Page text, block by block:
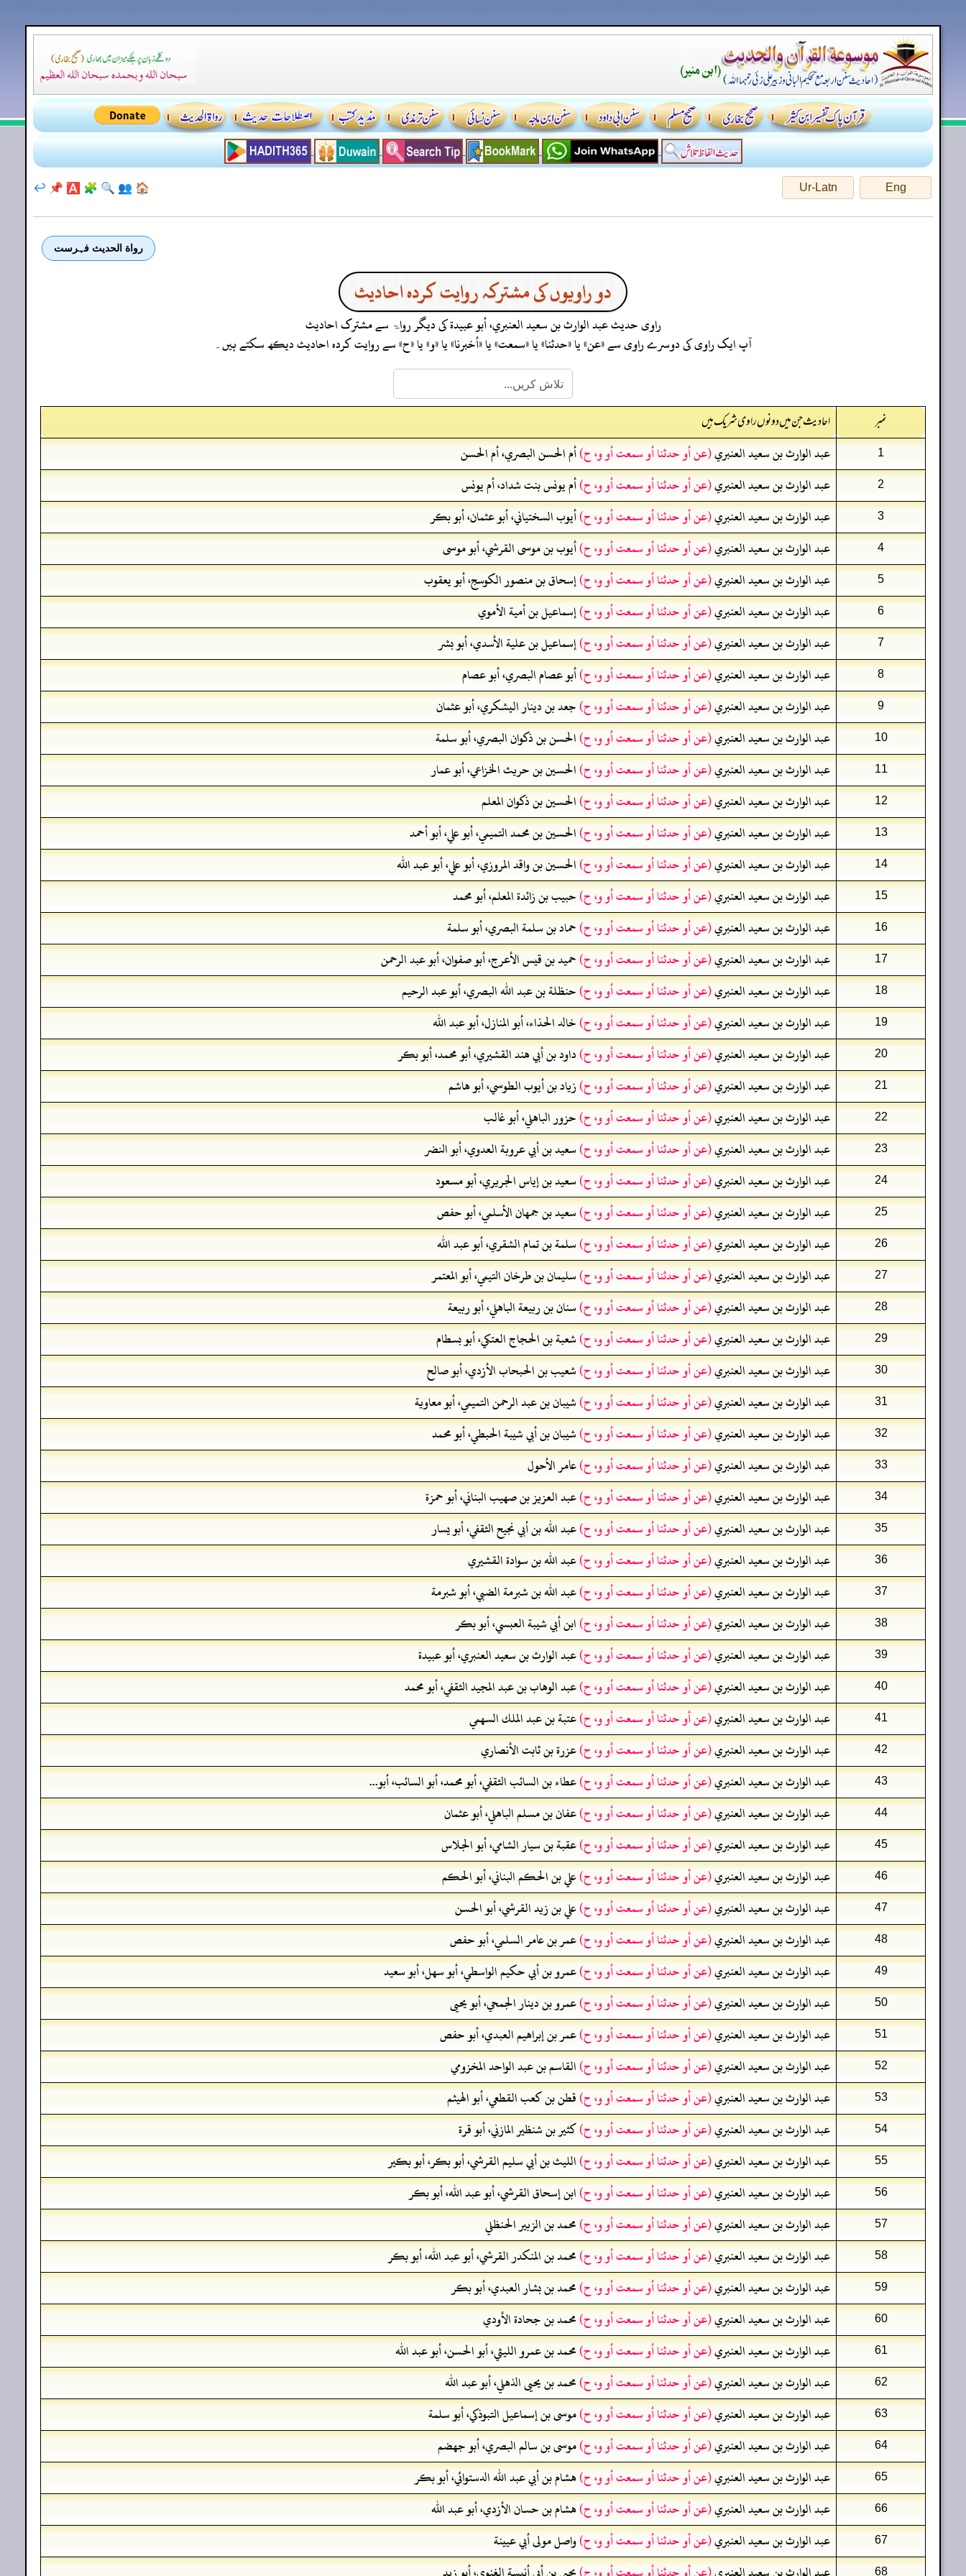
Eng
Ur-Latn
🏠
👥
🔍
🧩
🅰️
📌
↩️
رواة الحديث فہرست
دو راویوں کی مشترکہ روایت کردہ احادیث
راوی حدیثعبد الوارث بن سعيد العنبري، أبو عبيدةکی دیگر رواۃ سے مشترک احادیث
آپ ایک راوی کی دوسرے راوی سے «عن» یا «حدثنا» یا «سمعت» یا «أخبرنا» یا «و» یا «ح» سے روایت کردہ احادیث دیکھ سکتے ہیں۔
نمبر احادیث جن میں دونوں راوی شریک ہیں
1 عبد الوارث بن سعيد العنبري(عن أو حدثنا أو سمعت أو و، ح)أم الحسن البصري، أم الحسن
2 عبد الوارث بن سعيد العنبري(عن أو حدثنا أو سمعت أو و، ح)أم يونس بنت شداد، أم يونس
3 عبد الوارث بن سعيد العنبري(عن أو حدثنا أو سمعت أو و، ح)أيوب السختياني، أبو عثمان، أبو بكر
4 عبد الوارث بن سعيد العنبري(عن أو حدثنا أو سمعت أو و، ح)أيوب بن موسى القرشي، أبو موسى
5 عبد الوارث بن سعيد العنبري(عن أو حدثنا أو سمعت أو و، ح)إسحاق بن منصور الكوسج، أبو يعقوب
6 عبد الوارث بن سعيد العنبري(عن أو حدثنا أو سمعت أو و، ح)إسماعيل بن أمية الأموي
7 عبد الوارث بن سعيد العنبري(عن أو حدثنا أو سمعت أو و، ح)إسماعيل بن علية الأسدي، أبو بشر
8 عبد الوارث بن سعيد العنبري(عن أو حدثنا أو سمعت أو و، ح)أبو عصام البصري، أبو عصام
9 عبد الوارث بن سعيد العنبري(عن أو حدثنا أو سمعت أو و، ح)جعد بن دينار اليشكري، أبو عثمان
10 عبد الوارث بن سعيد العنبري(عن أو حدثنا أو سمعت أو و، ح)الحسن بن ذكوان البصري، أبو سلمة
11 عبد الوارث بن سعيد العنبري(عن أو حدثنا أو سمعت أو و، ح)الحسين بن حريث الخزاعي، أبو عمار
12 عبد الوارث بن سعيد العنبري(عن أو حدثنا أو سمعت أو و، ح)الحسين بن ذكوان المعلم
13 عبد الوارث بن سعيد العنبري(عن أو حدثنا أو سمعت أو و، ح)الحسين بن محمد التميمي، أبو علي، أبو أحمد
14 عبد الوارث بن سعيد العنبري(عن أو حدثنا أو سمعت أو و، ح)الحسين بن واقد المروزي، أبو علي، أبو عبد الله
15 عبد الوارث بن سعيد العنبري(عن أو حدثنا أو سمعت أو و، ح)حبيب بن زائدة المعلم، أبو محمد
16 عبد الوارث بن سعيد العنبري(عن أو حدثنا أو سمعت أو و، ح)حماد بن سلمة البصري، أبو سلمة
17 عبد الوارث بن سعيد العنبري(عن أو حدثنا أو سمعت أو و، ح)حميد بن قيس الأعرج، أبو صفوان، أبو عبد الرحمن
18 عبد الوارث بن سعيد العنبري(عن أو حدثنا أو سمعت أو و، ح)حنظلة بن عبد الله البصري، أبو عبد الرحيم
19 عبد الوارث بن سعيد العنبري(عن أو حدثنا أو سمعت أو و، ح)خالد الحذاء، أبو المنازل، أبو عبد الله
20 عبد الوارث بن سعيد العنبري(عن أو حدثنا أو سمعت أو و، ح)داود بن أبي هند القشيري، أبو محمد، أبو بكر
21 عبد الوارث بن سعيد العنبري(عن أو حدثنا أو سمعت أو و، ح)زياد بن أيوب الطوسي، أبو هاشم
22 عبد الوارث بن سعيد العنبري(عن أو حدثنا أو سمعت أو و، ح)حزور الباهلي، أبو غالب
23 عبد الوارث بن سعيد العنبري(عن أو حدثنا أو سمعت أو و، ح)سعيد بن أبي عروبة العدوي، أبو النضر
24 عبد الوارث بن سعيد العنبري(عن أو حدثنا أو سمعت أو و، ح)سعيد بن إياس الجريري، أبو مسعود
25 عبد الوارث بن سعيد العنبري(عن أو حدثنا أو سمعت أو و، ح)سعيد بن جمهان الأسلمي، أبو حفص
26 عبد الوارث بن سعيد العنبري(عن أو حدثنا أو سمعت أو و، ح)سلمة بن تمام الشقري، أبو عبد الله
27 عبد الوارث بن سعيد العنبري(عن أو حدثنا أو سمعت أو و، ح)سليمان بن طرخان التيمي، أبو المعتمر
28 عبد الوارث بن سعيد العنبري(عن أو حدثنا أو سمعت أو و، ح)سنان بن ربيعة الباهلي، أبو ربيعة
29 عبد الوارث بن سعيد العنبري(عن أو حدثنا أو سمعت أو و، ح)شعبة بن الحجاج العتكي، أبو بسطام
30 عبد الوارث بن سعيد العنبري(عن أو حدثنا أو سمعت أو و، ح)شعيب بن الحبحاب الأزدي، أبو صالح
31 عبد الوارث بن سعيد العنبري(عن أو حدثنا أو سمعت أو و، ح)شيبان بن عبد الرحمن التميمي، أبو معاوية
32 عبد الوارث بن سعيد العنبري(عن أو حدثنا أو سمعت أو و، ح)شيبان بن أبي شيبة الحبطي، أبو محمد
33 عبد الوارث بن سعيد العنبري(عن أو حدثنا أو سمعت أو و، ح)عامر الأحول
34 عبد الوارث بن سعيد العنبري(عن أو حدثنا أو سمعت أو و، ح)عبد العزيز بن صهيب البناني، أبو حمزة
35 عبد الوارث بن سعيد العنبري(عن أو حدثنا أو سمعت أو و، ح)عبد الله بن أبي نجيح الثقفي، أبو يسار
36 عبد الوارث بن سعيد العنبري(عن أو حدثنا أو سمعت أو و، ح)عبد الله بن سوادة القشيري
37 عبد الوارث بن سعيد العنبري(عن أو حدثنا أو سمعت أو و، ح)عبد الله بن شبرمة الضبي، أبو شبرمة
38 عبد الوارث بن سعيد العنبري(عن أو حدثنا أو سمعت أو و، ح)ابن أبي شيبة العبسي، أبو بكر
39 عبد الوارث بن سعيد العنبري(عن أو حدثنا أو سمعت أو و، ح)عبد الوارث بن سعيد العنبري، أبو عبيدة
40 عبد الوارث بن سعيد العنبري(عن أو حدثنا أو سمعت أو و، ح)عبد الوهاب بن عبد المجيد الثقفي، أبو محمد
41 عبد الوارث بن سعيد العنبري(عن أو حدثنا أو سمعت أو و، ح)عتبة بن عبد الملك السهمي
42 عبد الوارث بن سعيد العنبري(عن أو حدثنا أو سمعت أو و، ح)عزرة بن ثابت الأنصاري
43 عبد الوارث بن سعيد العنبري(عن أو حدثنا أو سمعت أو و، ح)عطاء بن السائب الثقفي، أبو محمد، أبو السائب، أبو...
44 عبد الوارث بن سعيد العنبري(عن أو حدثنا أو سمعت أو و، ح)عفان بن مسلم الباهلي، أبو عثمان
45 عبد الوارث بن سعيد العنبري(عن أو حدثنا أو سمعت أو و، ح)عقبة بن سيار الشامي، أبو الجلاس
46 عبد الوارث بن سعيد العنبري(عن أو حدثنا أو سمعت أو و، ح)علي بن الحكم البناني، أبو الحكم
47 عبد الوارث بن سعيد العنبري(عن أو حدثنا أو سمعت أو و، ح)علي بن زيد القرشي، أبو الحسن
48 عبد الوارث بن سعيد العنبري(عن أو حدثنا أو سمعت أو و، ح)عمر بن عامر السلمي، أبو حفص
49 عبد الوارث بن سعيد العنبري(عن أو حدثنا أو سمعت أو و، ح)عمرو بن أبي حكيم الواسطي، أبو سهل، أبو سعيد
50 عبد الوارث بن سعيد العنبري(عن أو حدثنا أو سمعت أو و، ح)عمرو بن دينار الجمحي، أبو يحيى
51 عبد الوارث بن سعيد العنبري(عن أو حدثنا أو سمعت أو و، ح)عمر بن إبراهيم العبدي، أبو حفص
52 عبد الوارث بن سعيد العنبري(عن أو حدثنا أو سمعت أو و، ح)القاسم بن عبد الواحد المخزومي
53 عبد الوارث بن سعيد العنبري(عن أو حدثنا أو سمعت أو و، ح)قطن بن كعب القطعي، أبو الهيثم
54 عبد الوارث بن سعيد العنبري(عن أو حدثنا أو سمعت أو و، ح)كثير بن شنظير المازني، أبو قرة
55 عبد الوارث بن سعيد العنبري(عن أو حدثنا أو سمعت أو و، ح)الليث بن أبي سليم القرشي، أبو بكر، أبو بكير
56 عبد الوارث بن سعيد العنبري(عن أو حدثنا أو سمعت أو و، ح)ابن إسحاق القرشي، أبو عبد الله، أبو بكر
57 عبد الوارث بن سعيد العنبري(عن أو حدثنا أو سمعت أو و، ح)محمد بن الزبير الحنظلي
58 عبد الوارث بن سعيد العنبري(عن أو حدثنا أو سمعت أو و، ح)محمد بن المنكدر القرشي، أبو عبد الله، أبو بكر
59 عبد الوارث بن سعيد العنبري(عن أو حدثنا أو سمعت أو و، ح)محمد بن بشار العبدي، أبو بكر
60 عبد الوارث بن سعيد العنبري(عن أو حدثنا أو سمعت أو و، ح)محمد بن جحادة الأودي
61 عبد الوارث بن سعيد العنبري(عن أو حدثنا أو سمعت أو و، ح)محمد بن عمرو الليثي، أبو الحسن، أبو عبد الله
62 عبد الوارث بن سعيد العنبري(عن أو حدثنا أو سمعت أو و، ح)محمد بن يحيى الذهلي، أبو عبد الله
63 عبد الوارث بن سعيد العنبري(عن أو حدثنا أو سمعت أو و، ح)موسى بن إسماعيل التبوذكي، أبو سلمة
64 عبد الوارث بن سعيد العنبري(عن أو حدثنا أو سمعت أو و، ح)موسى بن سالم البصري، أبو جهضم
65 عبد الوارث بن سعيد العنبري(عن أو حدثنا أو سمعت أو و، ح)هشام بن أبي عبد الله الدستوائي، أبو بكر
66 عبد الوارث بن سعيد العنبري(عن أو حدثنا أو سمعت أو و، ح)هشام بن حسان الأزدي، أبو عبد الله
67 عبد الوارث بن سعيد العنبري(عن أو حدثنا أو سمعت أو و، ح)واصل مولى أبي عيينة
68